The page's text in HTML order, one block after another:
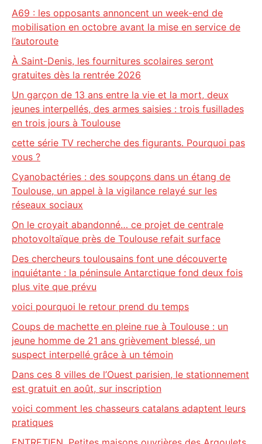
A69 : les opposants annoncent un week-end de
mobilisation en octobre avant la mise en service de
l’autoroute
À Saint-Denis, les fournitures scolaires seront
gratuites dès la rentrée 2026
Un garçon de 13 ans entre la vie et la mort, deux
jeunes interpellés, des armes saisies : trois fusillades
en trois jours à Toulouse
cette série TV recherche des figurants. Pourquoi pas
vous ?
Cyanobactéries : des soupçons dans un étang de
Toulouse, un appel à la vigilance relayé sur les
réseaux sociaux
On le croyait abandonné… ce projet de centrale
photovoltaïque près de Toulouse refait surface
Des chercheurs toulousains font une découverte
inquiétante : la péninsule Antarctique fond deux fois
plus vite que prévu
voici pourquoi le retour prend du temps
Coups de machette en pleine rue à Toulouse : un
jeune homme de 21 ans grièvement blessé, un
suspect interpellé grâce à un témoin
Dans ces 8 villes de l’Ouest parisien, le stationnement
est gratuit en août, sur inscription
voici comment les chasseurs catalans adaptent leurs
pratiques